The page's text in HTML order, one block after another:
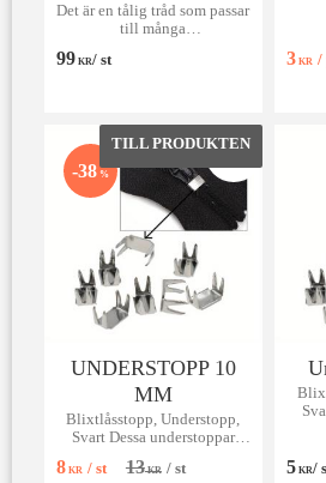
Det är en tålig tråd som passar
till många
till markiser, kapell, möbler
99KR/ st 3 KR /
UNDERSTOPP 10
MM
Blixtlåsstopp, Understopp,
Svart Dessa understoppar
vislonlås.
8KR / st 13KR / st
38 % Lägg till i
5 KR/